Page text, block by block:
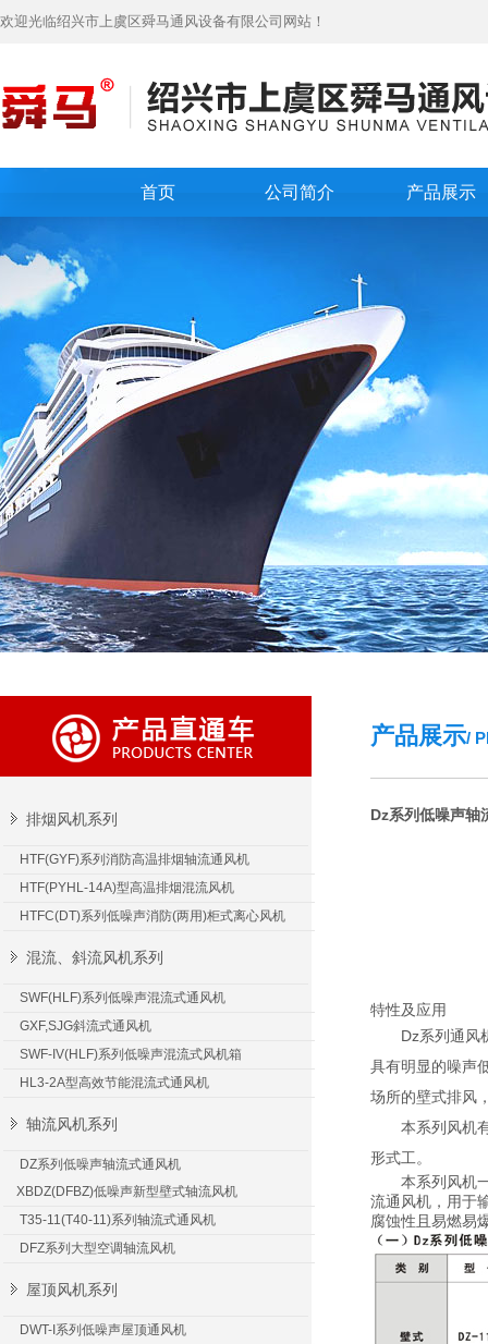
欢迎光临绍兴市上虞区舜马通风设备有限公司网站！
首页 公司简介 产品展示
排烟风机系列
HTF(GYF)系列消防高温排烟轴流通风机
HTF(PYHL-14A)型高温排烟混流风机
HTFC(DT)系列低噪声消防(两用)柜式离心风机
混流、斜流风机系列
SWF(HLF)系列低噪声混流式通风机
GXF,SJG斜流式通风机
SWF-IV(HLF)系列低噪声混流式风机箱
HL3-2A型高效节能混流式通风机
轴流风机系列
DZ系列低噪声轴流式通风机
XBDZ(DFBZ)低噪声新型壁式轴流风机
T35-11(T40-11)系列轴流式通风机
DFZ系列大型空调轴流风机
屋顶风机系列
DWT-I系列低噪声屋顶通风机
产品展示/
Dz系列低噪声轴
特性及应用
Dz系列通 风
具有明显的噪声
场所的壁式排风
本系列风机有
形式工。
本系列风机
流通 风机 ，用于
腐蚀性且易燃易